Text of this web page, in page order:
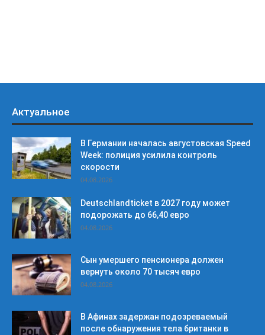
Актуальное
В Германии началась августовская Speed
Week: полиция усилила контроль
скорости
04.08.2026
Deutschlandticket в 2027 году может
подорожать до 66,40 евро
04.08.2026
Сын умершего пенсионера должен
вернуть около 70 тысяч евро
04.08.2026
В Афинах задержан подозреваемый
после обнаружения тела британки в